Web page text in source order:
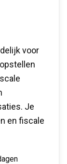
voor
Je
en fiscale